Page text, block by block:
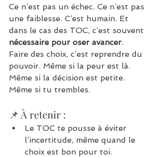
Ce n’est pas un échec. Ce n’est pas
une faiblesse. C’est humain. Et
dans le cas des TOC, c’est souvent
nécessaire pour oser avancer.
Faire des choix, c’est reprendre du
pouvoir. Même si la peur est là.
Même si la décision est petite.
Même si tu trembles.
📌 À retenir :
Le TOC te pousse à éviter
l’incertitude, même quand le
choix est bon pour toi.